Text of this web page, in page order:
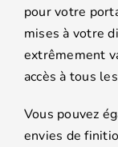
pour votre
mises à votre
extrêmement
accès à tous
Vous pouvez
envies de